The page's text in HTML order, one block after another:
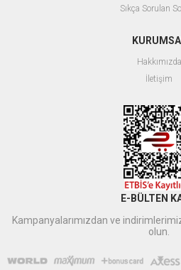
Sıkça Sorulan
Hakkımızda
İletişim
E-BÜLTEN
Kampanyalarımızdan ve
olun.